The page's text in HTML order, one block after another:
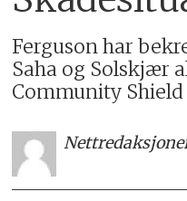
Ferguson har
Saha og Solskjær
Community